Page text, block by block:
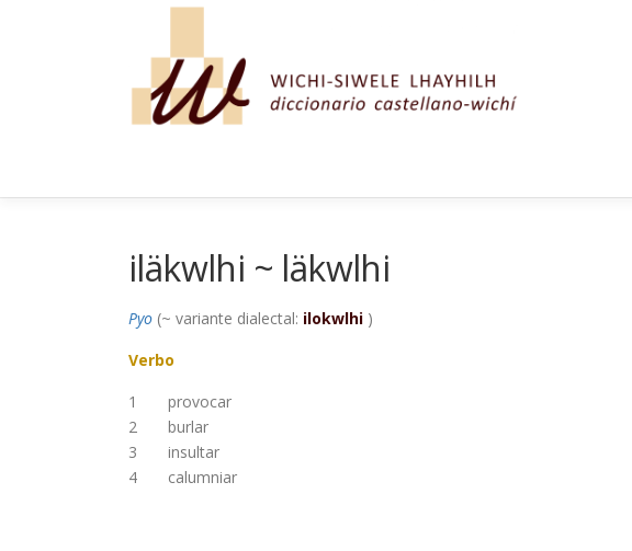
iläkwlhi ~ läkwlhi
Pyo (~ variante dialectal: ilokwlhi )
Verbo
1
provocar
2
burlar
3
insultar
4
calumniar